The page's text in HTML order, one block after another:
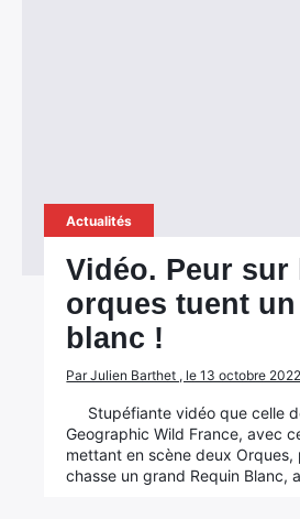
Actualités
Vidéo. Peur sur
orques tuent
blanc !
Par Julien Barthet , le 13 octobre 2022
Stupéfiante vidéo que celle
Geographic Wild France, avec
mettant en scène deux Orques,
chasse un grand Requin Blanc,